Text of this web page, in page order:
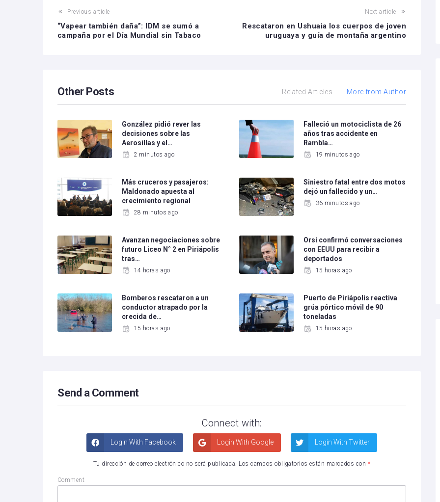
Previous article
“Vapear también daña”: IDM se sumó a
campaña por el Día Mundial sin Tabaco
Next article
Rescataron en Ushuaia los cuerpos de joven
uruguaya y guía de montaña argentino
Other Posts Related Articles More from Author
González pidió rever las
decisiones sobre las
Aerosillas y el…
2 minutos ago
Falleció un motociclista de 26
años tras accidente en
Rambla…
19 minutos ago
Más cruceros y pasajeros:
Maldonado apuesta al
crecimiento regional
28 minutos ago
Siniestro fatal entre dos motos
dejó un fallecido y un…
36 minutos ago
Avanzan negociaciones sobre
futuro Liceo N° 2 en Piriápolis
tras…
14 horas ago
Orsi confirmó conversaciones
con EEUU para recibir a
deportados
15 horas ago
Bomberos rescataron a un
conductor atrapado por la
crecida de…
15 horas ago
Puerto de Piriápolis reactiva
grúa pórtico móvil de 90
toneladas
15 horas ago
Send a Comment
Connect with:
Login With Facebook Login With Google Login With Twitter
Tu dirección de correo electrónico no será publicada. Los campos obligatorios están marcados con *
Comment